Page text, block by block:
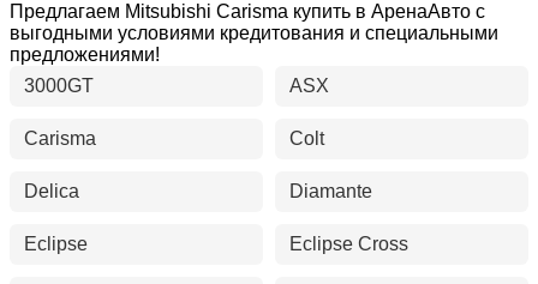
Предлагаем Mitsubishi Carisma купить в АренаАвто с
выгодными условиями кредитования и специальными
предложениями!
3000GT
ASX
Carisma Colt
Delica Diamante
Eclipse Eclipse Cross